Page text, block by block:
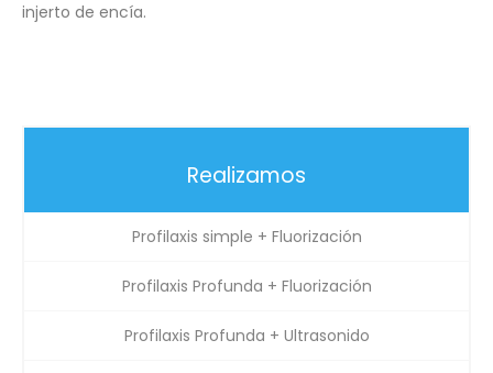
injerto de encía.
Realizamos
Profilaxis simple + Fluorización
Profilaxis Profunda + Fluorización
Profilaxis Profunda + Ultrasonido